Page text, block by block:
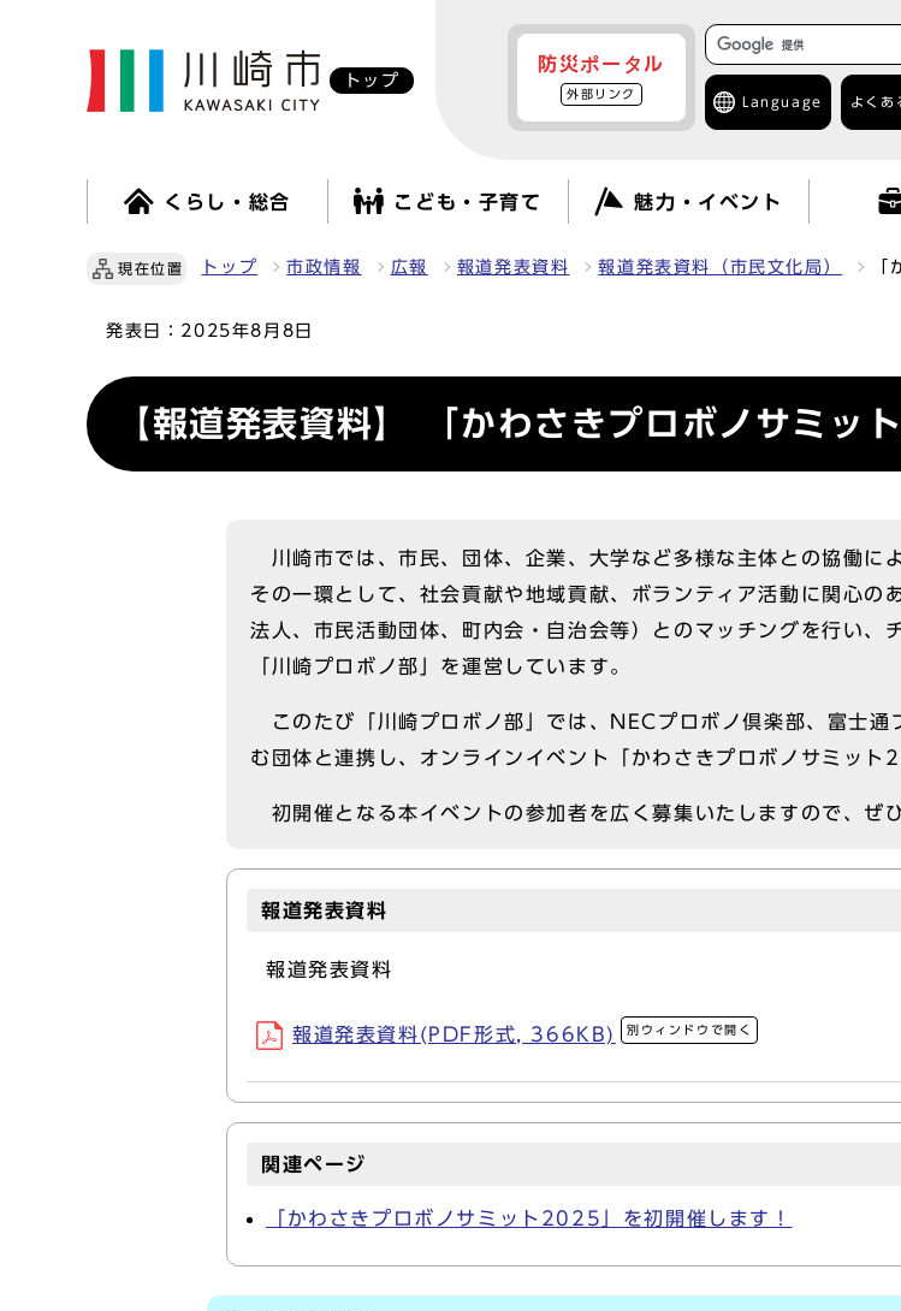
トップ
防災ポータル
外部リンク
Language よくあ
くらし・総合 こども・子育て 魅力・イベント
現在位置 トップ 市政情報 広報 報道発表資料 報道発表資料（市民文化局） 「
発表日： 2025年8月8日
【報道発表資料】 「かわさきプロボノサミッ
川崎市では、市民、団体、企業、大学など多様な主体との協働に
その一環として、社会貢献や地域貢献、ボランティア活動に関心
法人、市民活動団体、町内会・自治会等）とのマッチングを行い、
「川崎プロボノ部」を運営しています。
このたび「川崎プロボノ部」では、NECプロボノ倶楽部、富士通
む団体と連携し、オンラインイベント「かわさきプロボノサミット
初開催となる本イベントの参加者を広く募集いたしますので、ぜ
報道発表資料
報道発表資料
報道発表資料(PDF形式, 366KB) 別ウィンドウで開く
関連ページ
「かわさきプロボノサミット2025」を初開催します！